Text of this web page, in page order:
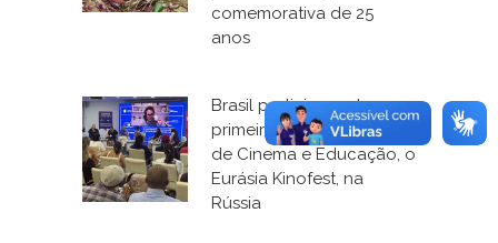
comemorativa de 25
anos
Brasil participa, pela
primeira vez, do Fórum
de Cinema e Educação, o
Eurásia Kinofest, na
Rússia